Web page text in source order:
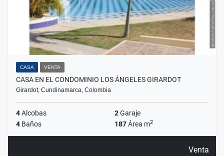
CASA VENTA
CASA EN EL CONDOMINIO LOS ÁNGELES GIRARDOT
Girardot, Cundinamarca, Colombia
4Alcobas 2Garaje
4 Baños 187Área m2
Venta